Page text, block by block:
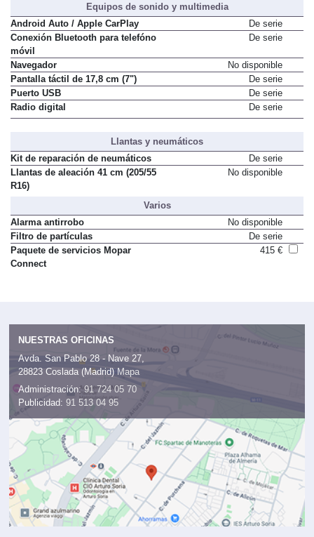
Equipos de sonido y multimedia
Android Auto / Apple CarPlay
De serie
Conexión Bluetooth para telefóno
móvil
De serie
Navegador
No disponible
Pantalla táctil de 17,8 cm (7")
De serie
Puerto USB
De serie
Radio digital
De serie
Llantas y neumáticos
Kit de reparación de neumáticos
De serie
Llantas de aleación 41 cm (205/55
R16)
No disponible
Varios
Alarma antirrobo
No disponible
Filtro de partículas
De serie
Paquete de servicios Mopar
Connect
415 €
NUESTRAS OFICINAS
Avda. San Pablo 28 - Nave 27,
28823 Coslada (Madrid) Mapa
Administración: 91 724 05 70
Publicidad: 91 513 04 95